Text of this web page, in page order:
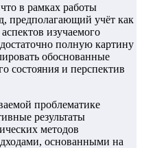
в рамках работы
предполагающий учёт как
изучаемого
полную картину
обоснованные
состояния и перспектив
проблематике
результаты
методов
основанными на